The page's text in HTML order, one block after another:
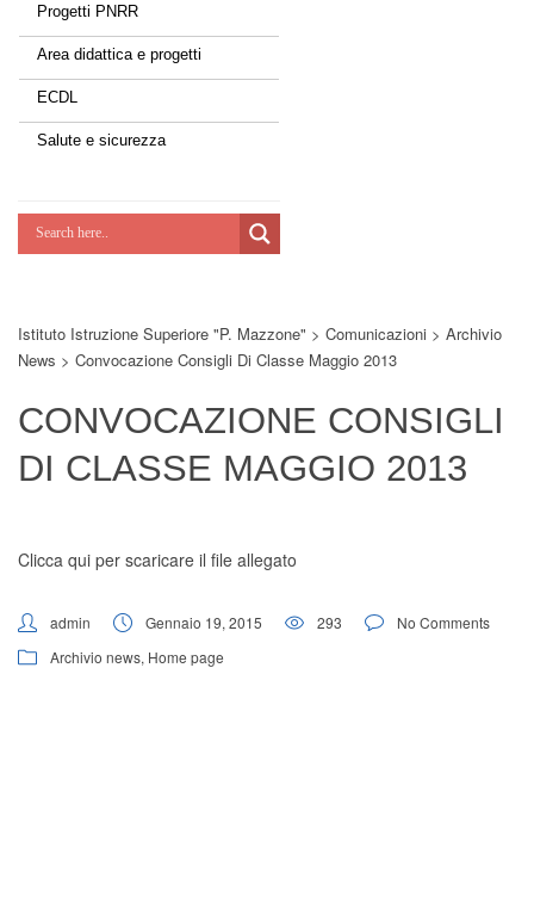
Estate a scuola
Scuola d'estate
Lab Green
Potenziamoci
Progetti PNRR
Area didattica e progetti
ECDL
Salute e sicurezza
Istituto Istruzione Superiore "P. Mazzone" > Comunicazioni > Archivio
News > Convocazione Consigli Di Classe Maggio 2013
CONVOCAZIONE CONSIGLI
DI CLASSE MAGGIO 2013
Clicca qui per scaricare il file allegato
admin Gennaio 19, 2015 293
No Comments
Archivio news, Home page